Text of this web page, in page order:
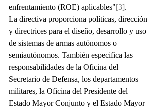
enfrentamiento (ROE) aplicables"[3].
La directiva proporciona políticas, dirección
y directrices para el diseño, desarrollo y uso
de sistemas de armas autónomos o
semiautónomos. También especifica las
responsabilidades de la Oficina del
Secretario de Defensa, los departamentos
militares, la Oficina del Presidente del
Estado Mayor Conjunto y el Estado Mayor